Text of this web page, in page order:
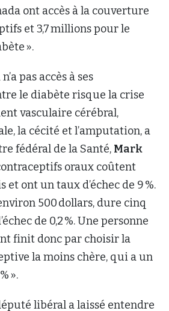
ont accès à la couverture
et 3,7 millions pour le
».
pas accès à ses
le diabète risque la crise
vasculaire cérébral,
la cécité et l’amputation, a
fédéral de la Santé, Mark
oraux coûtent
et ont un taux d’échec de 9 %.
500 dollars, dure cinq
de 0,2 %. Une personne
finit donc par choisir la
la moins chère, qui a un
».
libéral a laissé entendre